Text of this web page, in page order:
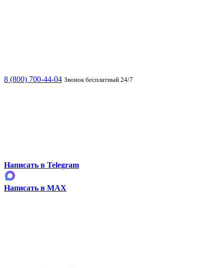
8 (800) 700-44-04 Звонок бесплатный 24/7
Написать в Telegram
Написать в MAX